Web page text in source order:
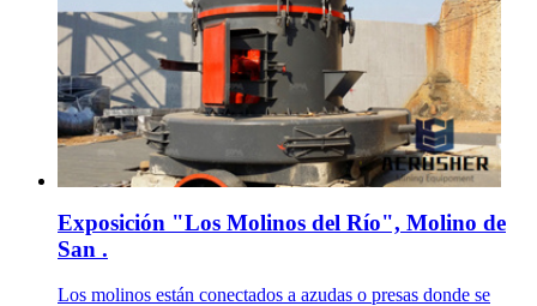
Exposición "Los Molinos del Río", Molino de
San .
Los molinos están conectados a azudas o presas donde se